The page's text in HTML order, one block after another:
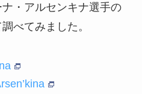
・アルセンキナ選手の
べてみました。